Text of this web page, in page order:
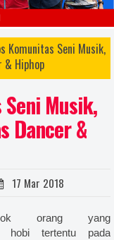
kaos cepat, sablon kaos
sablo kaos rubber, sablon kaos
konveksi kaos, sablon kaos
digital, harga sablon kaos
harga sablon kaos manual,
digital, sablon kaos polyflex,
sablon kaos fullprint manual
sablon kaos distro, sablon
timbul karet, plastisol high
Komunitas Seni Musik,
& Hiphop
Musik,
Dancer &
17 Mar 2018
orang yang
hobi tertentu pada